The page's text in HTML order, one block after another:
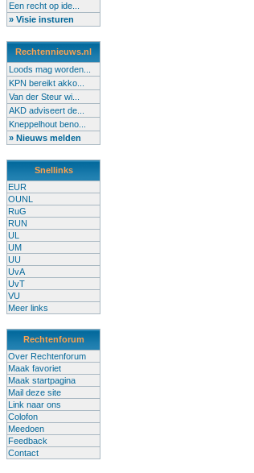
Een recht op ide...
» Visie insturen
Rechtennieuws.nl
Loods mag worden...
KPN bereikt akko...
Van der Steur wi...
AKD adviseert de...
Kneppelhout beno...
» Nieuws melden
Snellinks
EUR
OUNL
RuG
RUN
UL
UM
UU
UvA
UvT
VU
Meer links
Rechtenforum
Over Rechtenforum
Maak favoriet
Maak startpagina
Mail deze site
Link naar ons
Colofon
Meedoen
Feedback
Contact